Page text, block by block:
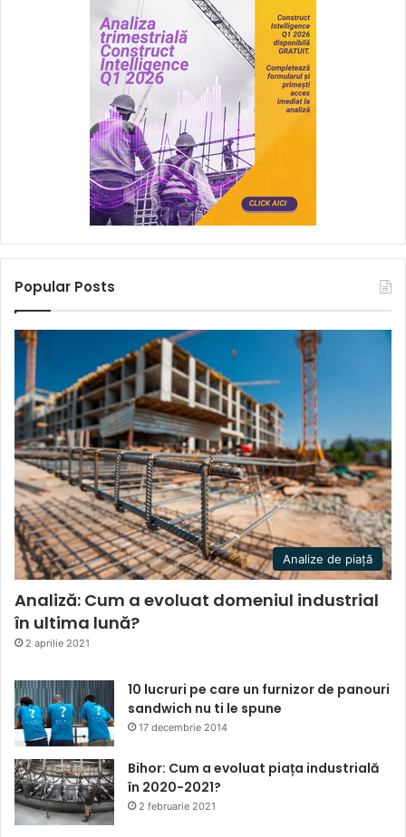
Popular Posts
Analize de piață
Analiză: Cum a evoluat domeniul industrial
în ultima lună?
2 aprilie 2021
10 lucruri pe care un furnizor de panouri
sandwich nu ti le spune
17 decembrie 2014
Bihor: Cum a evoluat piața industrială
în 2020-2021?
2 februarie 2021